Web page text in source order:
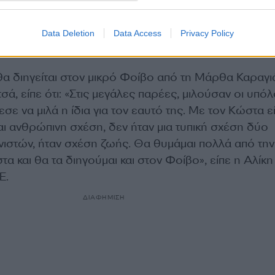
Data Deletion Data Access Privacy Policy
ενημερώσω, είμαι πάντα προετοιμασμένη για
δυνατό παιδί και θα το αντιμετωπίσουμε μαζί»,
διηγείται στον μικρό Φοίβο από τη Μάρθα
είπε ότι: «Στις μεγάλες παρέες, μιλούσαν οι
να μιλά η ίδια για τον εαυτό της. Με τον Κώστα
ανθρώπινη σχέση, δεν ήταν μια τυπική σχέση δύο
ήταν σχέση ζωής. Θα θυμάμαι πολλά από την
και θα τα διηγούμαι και στον Φοίβο», είπε η Αλίκη
ΔΙΑΦΗΜΙΣΗ